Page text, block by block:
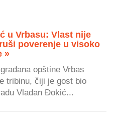
u Vrbasu: Vlast nije
poverenje u visoko
»
opštine Vrbas
tribinu, čiji je gost bio
Vladan Đokić...